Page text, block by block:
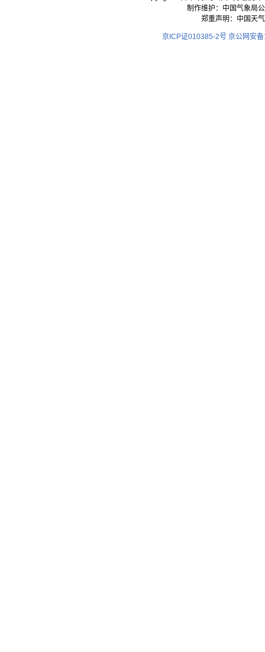
制作维护：中国气象局
郑重声明：中国天
京ICP证010385-2号 京公网安